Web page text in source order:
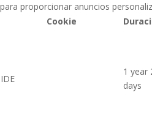
para proporcionar anuncios
Cookie
IDE
1 year
days